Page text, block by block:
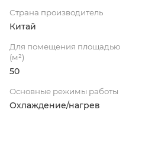
Страна производитель
Китай
Для помещения площадью
(м²)
50
Основные режимы работы
Охлаждение/нагрев